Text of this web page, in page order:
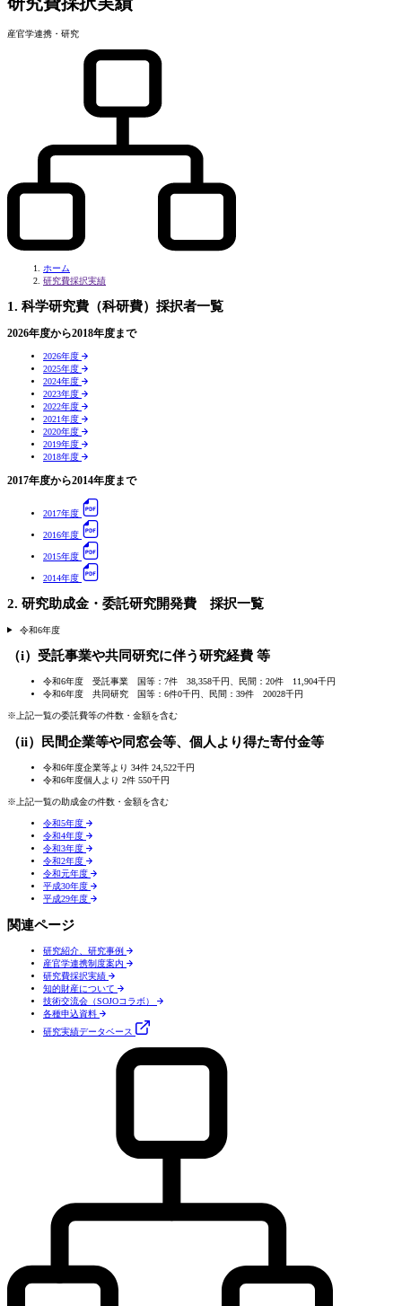
産官学連携・研究
ホーム
研究費採択実績
1. 科学研究費（科研費）採択者一覧
2026年度から2018年度まで
2026年度
2025年度
2024年度
2023年度
2022年度
2021年度
2020年度
2019年度
2018年度
2017年度から2014年度まで
2017年度
2016年度
2015年度
2014年度
2. 研究助成金・委託研究開発費 採択一覧
令和6年度
（i）受託事業や共同研究に伴う研究経費 等
令和6年度 受託事業 国等：7件 38,358千円、民間：20件 11,904千円
令和6年度 共同研究 国等：6件0千円、民間：39件 20028千円
※上記一覧の委託費等の件数・金額を含む
（ii）民間企業等や同窓会等、個人より得た寄付金等
令和6年度企業等より 34件 24,522千円
令和6年度個人より 2件 550千円
※上記一覧の助成金の件数・金額を含む
令和5年度
令和4年度
令和3年度
令和2年度
令和元年度
平成30年度
平成29年度
関連ページ
研究紹介、研究事例
産官学連携制度案内
研究費採択実績
知的財産について
技術交流会（SOJOコラボ）
各種申込資料
研究実績データベース